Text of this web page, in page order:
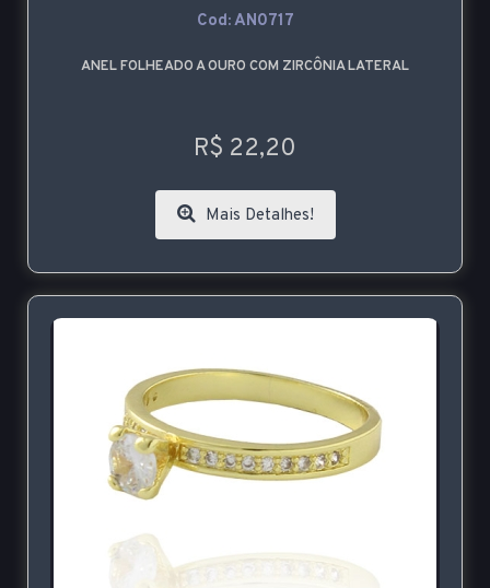
Cod: AN0717
ANEL FOLHEADO A OURO COM ZIRCÔNIA LATERAL
R$ 22,20
Mais Detalhes!